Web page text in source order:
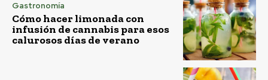
Gastronomía
Cómo hacer limonada con
infusión de cannabis para esos
calurosos días de verano